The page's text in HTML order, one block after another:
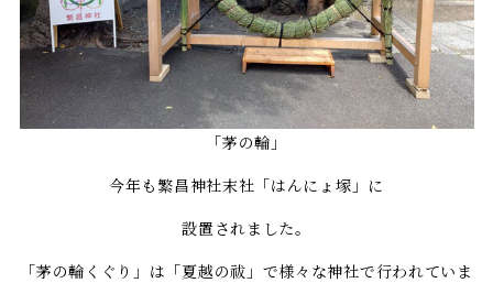
「茅の輪」
今年も繁昌神社末社「はんにょ塚」に
設置されました。
「茅の輪くぐり」は「夏越の祓」で様々な神社で行われていま